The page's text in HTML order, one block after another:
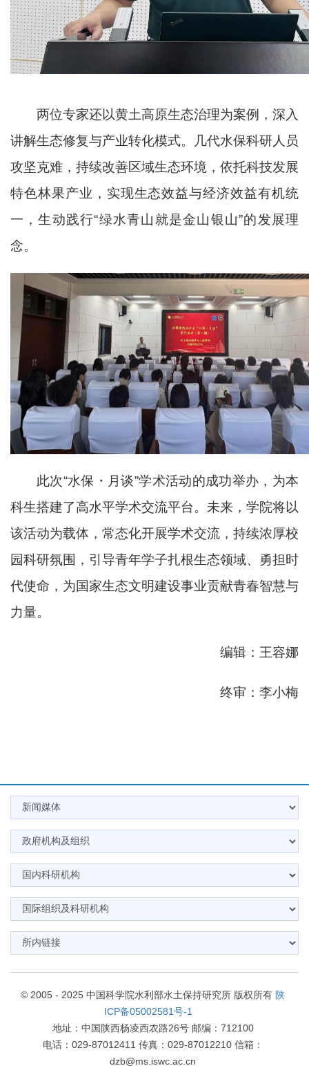
两位专家还以黄土高原生态治理为案例， 深入
讲解生态修复与产业转化模式。几代水保科研人员
攻坚克难， 持续改善区域生态环境，依托科技发展
特色林果产业，实现生态效益与经济效益有机统
一，生动践行“绿水青山就是金山银山”的发展理
念。
此次“水保・月谈”学术活动的成功举办，为本
科生搭建了高水平学术交流平台。未来，学院将以
该活动为载体，常态化开展学术交流，持续浓厚校
园科研氛围，引导青年学子扎根生态领域、勇担时
代使命，为国家生态文明建设事业贡献青春智慧与
力量。
编辑：王容娜
终审：李小梅
© 2005 - 2025 中国科学院水利部水土保持研究所 版权所有 陕
ICP备05002581号-1
地址：中国陕西杨凌西农路26号 邮编：712100
电话：029-87012411 传真：029-87012210 信箱：
dzb@ms.iswc.ac.cn